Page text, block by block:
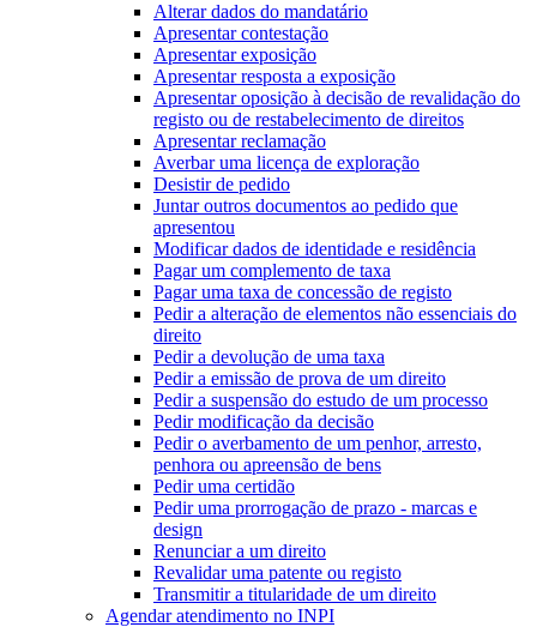
Alterar dados do mandatário
Apresentar contestação
Apresentar exposição
Apresentar resposta a exposição
Apresentar oposição à decisão de revalidação do
registo ou de restabelecimento de direitos
Apresentar reclamação
Averbar uma licença de exploração
Desistir de pedido
Juntar outros documentos ao pedido que
apresentou
Modificar dados de identidade e residência
Pagar um complemento de taxa
Pagar uma taxa de concessão de registo
Pedir a alteração de elementos não essenciais do
direito
Pedir a devolução de uma taxa
Pedir a emissão de prova de um direito
Pedir a suspensão do estudo de um processo
Pedir modificação da decisão
Pedir o averbamento de um penhor, arresto,
penhora ou apreensão de bens
Pedir uma certidão
Pedir uma prorrogação de prazo - marcas e
design
Renunciar a um direito
Revalidar uma patente ou registo
Transmitir a titularidade de um direito
Agendar atendimento no INPI